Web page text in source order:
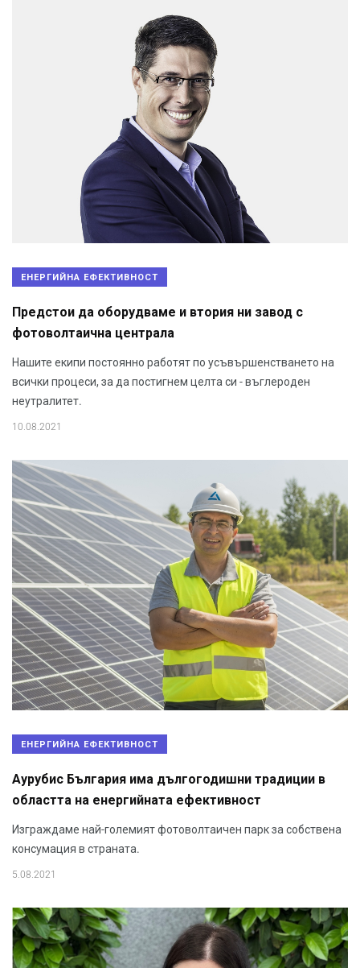
ЕНЕРГИЙНА ЕФЕКТИВНОСТ
Предстои да оборудваме и втория ни завод с
фотоволтаична централа
Нашите екипи постоянно работят по усъвършенстването на
всички процеси, за да постигнем целта си - въглероден
неутралитет.
10.08.2021
ЕНЕРГИЙНА ЕФЕКТИВНОСТ
Аурубис България има дългогодишни традиции в
областта на енергийната ефективност
Изграждаме най-големият фотоволтаичен парк за собствена
консумация в страната.
5.08.2021